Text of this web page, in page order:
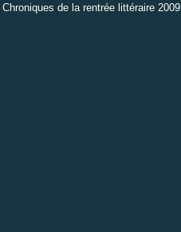
Chroniques de la rentrée littéraire 2009